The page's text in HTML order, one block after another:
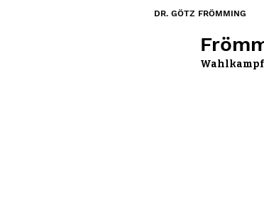
DR. GÖTZ FRÖMMING